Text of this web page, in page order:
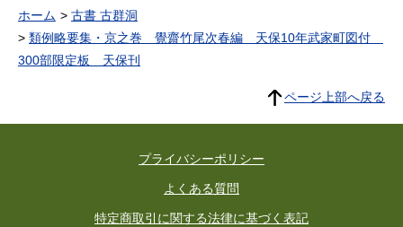
ホーム
古書 古群洞
類例略要集・京之巻 覺齋竹尾次春編 天保10年武家町図付
300部限定板 天保刊
ページ上部へ戻る
プライバシーポリシー
よくある質問
特定商取引に関する法律に基づく表記